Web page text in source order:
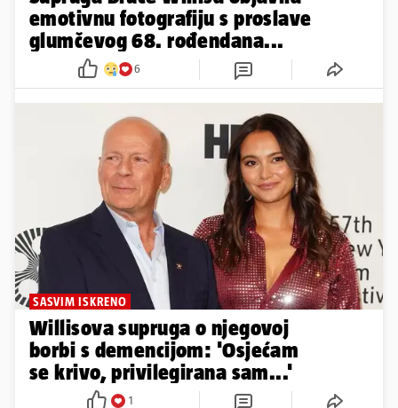
emotivnu fotografiju s proslave
glumčevog 68. rođendana...
6
SASVIM ISKRENO
Willisova supruga o njegovoj
borbi s demencijom: 'Osjećam
se krivo, privilegirana sam...'
1